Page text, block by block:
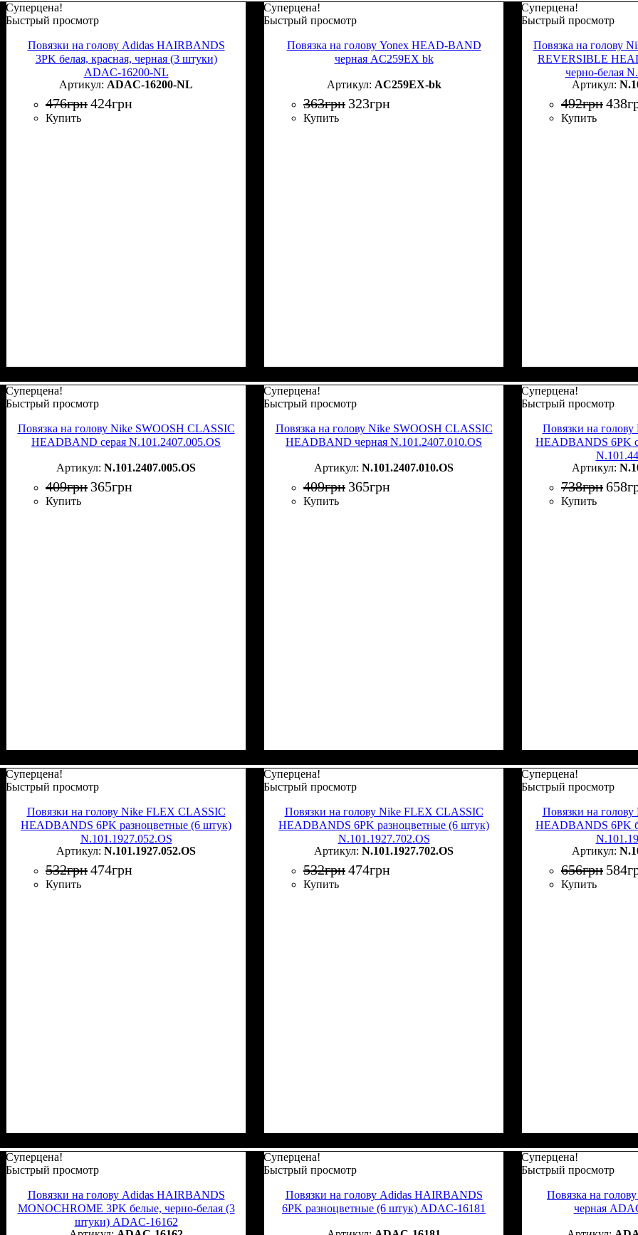
Суперцена!
Быстрый просмотр
Повязки на голову Adidas HAIRBANDS
3PK белая, красная, черная (3 штуки)
ADAC-16200-NL
ADAC-16200-NL
476грн424грн
Купить
Суперцена!
Быстрый просмотр
Повязка на голову Yonex HEAD-BAND
черная AC259EX bk
AC259EX-bk
363грн 323грн
Купить
Суперцена!
Быстрый просмотр
Повязка на голову
REVERSIBLE
черно-белая
492грн438
Купить
Суперцена!
Быстрый просмотр
Повязка на голову Nike SWOOSH CLASSIC
HEADBAND серая N.101.2407.005.OS
N.101.2407.005.OS
409грн 365грн
Купить
Суперцена!
Быстрый просмотр
Повязка на голову Nike SWOOSH CLASSIC
HEADBAND черная N.101.2407.010.OS
N.101.2407.010.OS
409грн 365грн
Купить
Суперцена!
Быстрый просмотр
Повязки на
HEADBANDS 6PK
738грн658
Купить
Суперцена!
Быстрый просмотр
Повязки на голову Nike FLEX CLASSIC
HEADBANDS 6PK разноцветные (6 штук)
N.101.1927.052.OS
N.101.1927.052.OS
532грн474грн
Купить
Суперцена!
Быстрый просмотр
Повязки на голову Nike FLEX CLASSIC
HEADBANDS 6PK разноцветные (6 штук)
N.101.1927.702.OS
N.101.1927.702.OS
532грн474грн
Купить
Суперцена!
Быстрый просмотр
Повязки на
HEADBANDS 6PK
656грн 584
Купить
Суперцена!
Быстрый просмотр
Повязки на голову Adidas HAIRBANDS
MONOCHROME 3PK белые, черно-белая (3
штуки) ADAC-16162
Суперцена!
Быстрый просмотр
Повязки на голову Adidas HAIRBANDS
6PK разноцветные (6 штук) ADAC-16181
Суперцена!
Быстрый просмотр
Повязка на
черная